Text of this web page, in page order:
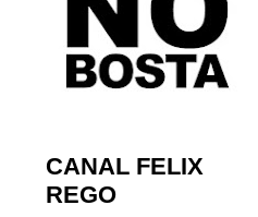
CANAL FELIX
REGO